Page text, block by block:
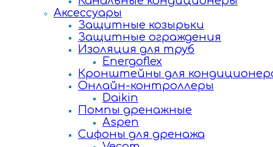
Аксессуары
Защитные козырьки
Защитные ограждения
Изоляция для труб
Energoflex
Кронштейны для
Онлайн-контроллеры
Daikin
Помпы дренажные
Aspen
Сифоны для дренажа